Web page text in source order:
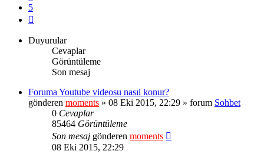
5
Duyurular
Cevaplar
Görüntüleme
Son mesaj
Foruma Youtube videosu nasıl konur?
gönderen moments » 08 Eki 2015, 22:29 » forum Sohbet
0 Cevaplar
85464 Görüntüleme
Son mesaj gönderen moments
08 Eki 2015, 22:29